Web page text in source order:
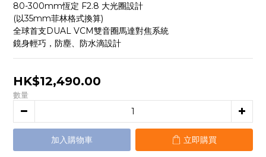
80-300mm恆定 F2.8 大光圈設計
(以35mm菲林格式換算)
全球首支DUAL VCM雙音圈馬達對焦系統
鏡身輕巧，防塵、防水滴設計
HK$12,490.00
數量
加入購物車 立即購買